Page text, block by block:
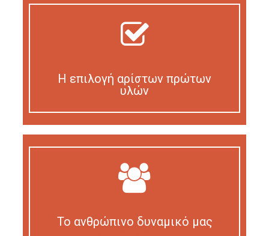
Η επιλογή αρίστων πρώτων
υλών
Το ανθρώπινο δυναμικό μας